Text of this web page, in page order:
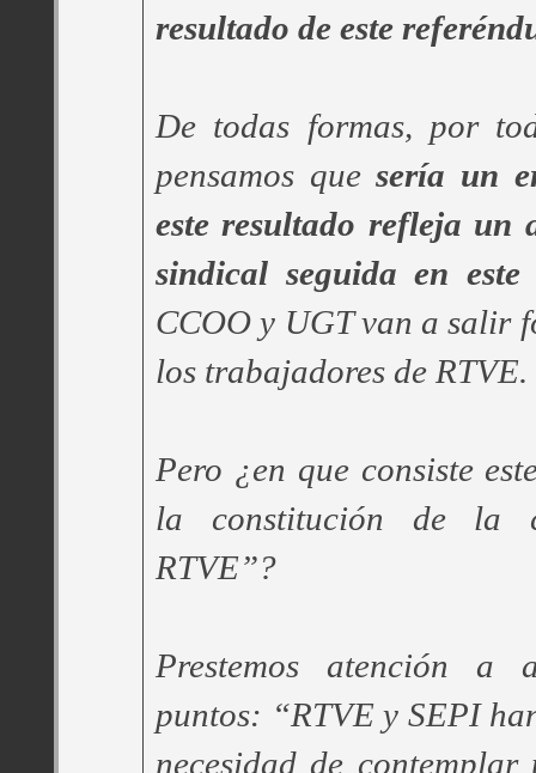
resultado de este
De todas formas, por
pensamos quesería un
este resultado refleja un
sindical seguida en
CCOO y UGT van a salir
los trabajadores de RTVE.
Pero ¿en que consiste
la constitución de la
RTVE”?
Prestemos atención a
puntos: “RTVE y SEPI
necesidad de contemplar